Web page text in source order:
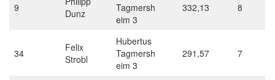
9
Dunz
Tagmersh
eim 3
332,13 8
34
Felix
Strobl
Hubertus
Tagmersh
eim 3
291,57 7